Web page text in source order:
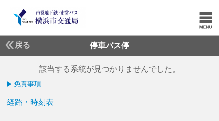
戻る 停車バス停
該当する系統が見つかりませんでした。
免責事項
経路・時刻表